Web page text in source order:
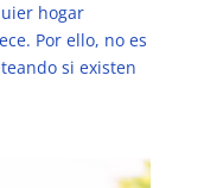
hogar
Por ello, no es
si existen